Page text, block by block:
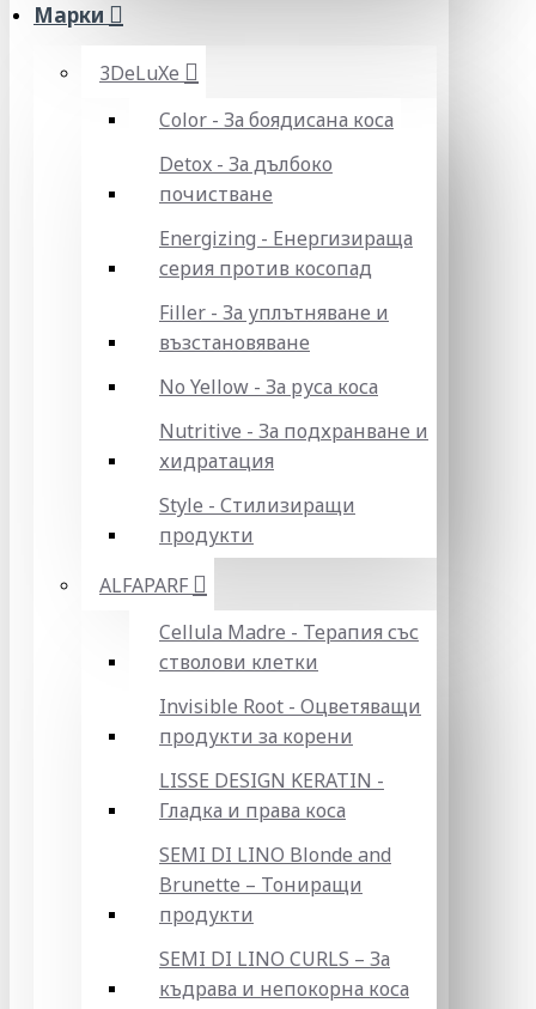
Марки
3DeLuXe
Color - За боядисана коса
Detox - За дълбоко
почистване
Energizing - Енергизираща
серия против косопад
Filler - За уплътняване и
възстановяване
No Yellow - За руса коса
Nutritive - За подхранване и
хидратация
Style - Стилизиращи
продукти
ALFAPARF
Cellula Madre - Терапия със
стволови клетки
Invisible Root - Оцветяващи
продукти за корени
LISSE DESIGN KERATIN -
Гладка и права коса
SEMI DI LINO Blonde and
Brunette – Тониращи
продукти
SEMI DI LINO CURLS – За
къдрава и непокорна коса